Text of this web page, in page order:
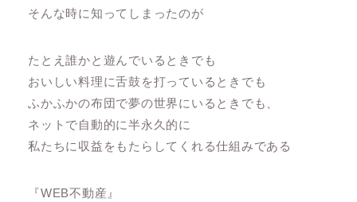
そんな時に知ってしまったのが
たとえ誰かと遊んでいるときでも
おいしい料理に舌鼓を打っているときでも
ふかふかの布団で夢の世界にいるときでも、
ネットで自動的に半永久的に
私たちに収益をもたらしてくれる仕組みである
『WEB不動産』